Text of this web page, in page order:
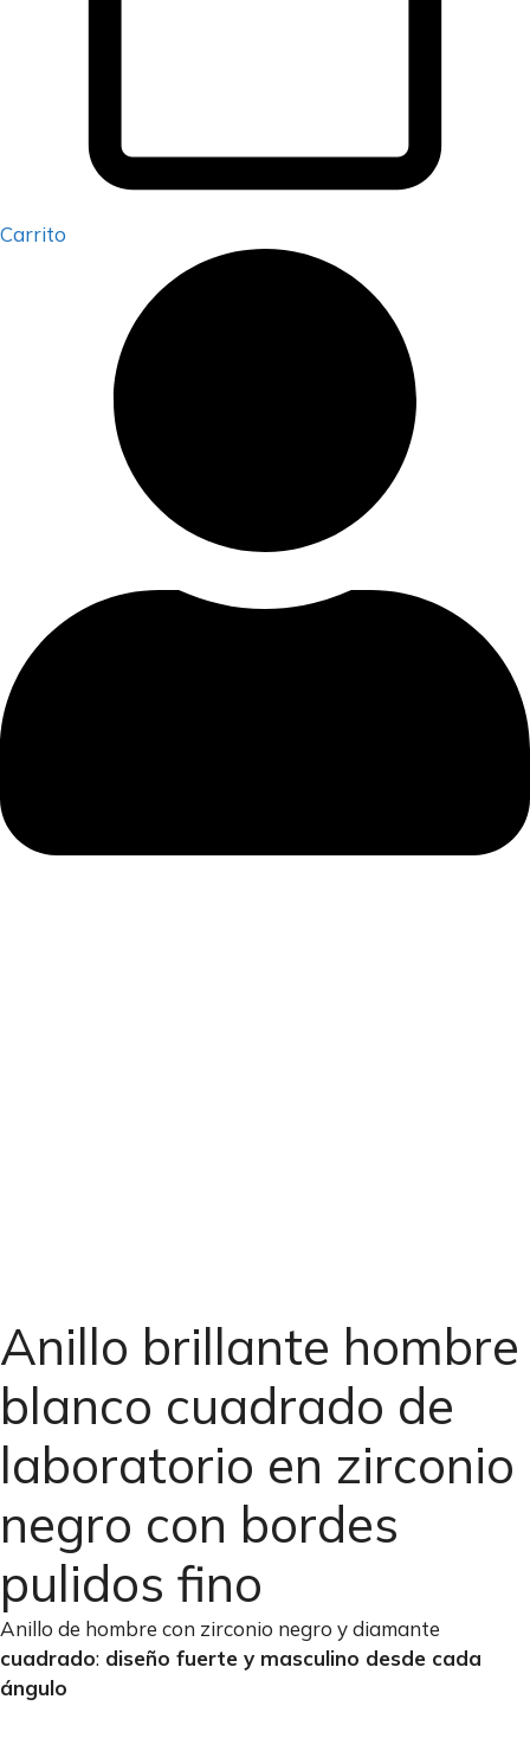
Carrito
Anillo brillante hombre
blanco cuadrado de
laboratorio en zirconio
negro con bordes
pulidos fino
Anillo de hombre con zirconio negro y diamante
cuadrado: diseño fuerte y masculino desde cada
ángulo